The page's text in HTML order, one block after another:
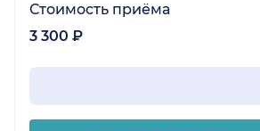
Стоимость приёма
3 300 ₽